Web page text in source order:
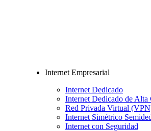
Internet Empresarial
Internet Dedicado
Internet Dedicado de Alta
Red Privada Virtual
Internet Simétrico
Internet con Seguridad